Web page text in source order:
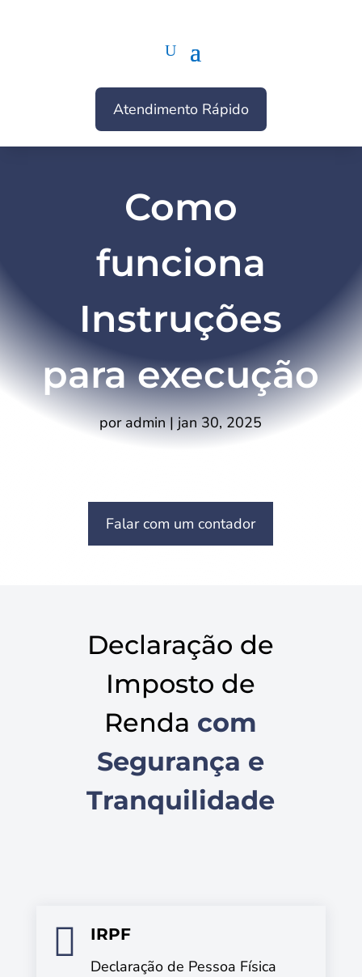
Atendimento Rápido
Como
funciona
Instruções
para execução
poradmin|jan 30, 2025
Falar com um contador
Declaração de
Imposto de
Renda com
Segurança e
Tranquilidade

IRPF
Declaração de Pessoa Física